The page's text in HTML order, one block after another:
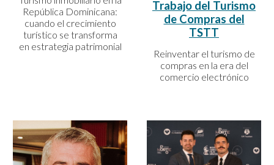
República Dominicana:
cuando el crecimiento
turístico se transforma
en estrategia patrimonial
Trabajo del Turismo
de Compras del
TSTT
Reinventar el turismo de
compras en la era del
comercio electrónico